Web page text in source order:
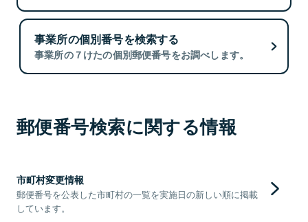
事業所の個別番号を検索する
事業所の７けたの個別郵便番号をお調べします。
郵便番号検索に関する情報
市町村変更情報
郵便番号を公表した市町村の一覧を実施日の新しい順に掲載
しています。